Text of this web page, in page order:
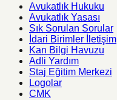
Avukatlık Hukuku
Avukatlık Yasası
Sık Sorulan Sorular
İdari Birimler İletişim
Kan Bilgi Havuzu
Adli Yardım
Staj Eğitim Merkezi
Logolar
CMK